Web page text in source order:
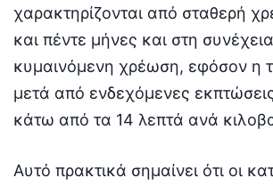
χαρακτηρίζονται από σταθερή
και πέντε μήνες και στη
κυμαινόμενη χρέωση, εφόσον η
μετά από ενδεχόμενες
κάτω από τα 14 λεπτά ανά
Αυτό πρακτικά σημαίνει ότι οι